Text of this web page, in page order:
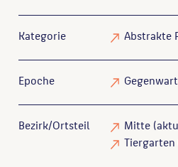
Kategorie Abstrakte
Epoche
Bezirk/Ortsteil
Mitte